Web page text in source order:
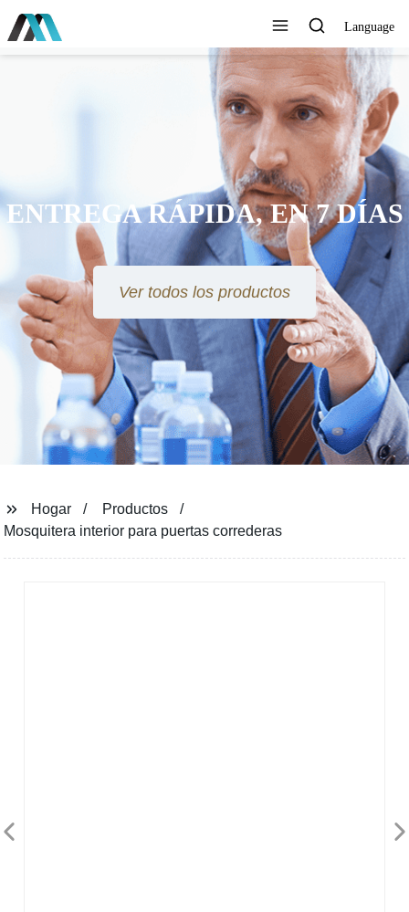
Language
ENTREGA RÁPIDA, EN 7 DÍAS
Ver todos los productos
Hogar
Productos
Mosquitera interior para puertas correderas